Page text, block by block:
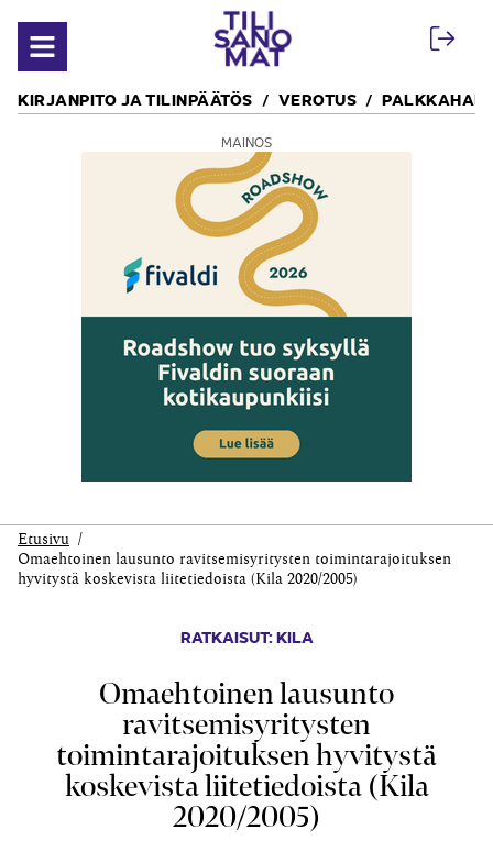
Avaa valikko
KIRJANPITO JA TILINPÄÄTÖS VEROTUS
MAINOS
Etusivu
Omaehtoinen lausunto ravitsemisyritysten toimintarajoituksen
hyvitystä koskevista liitetiedoista (Kila 2020/2005)
RATKAISUT: KILA
Omaehtoinen lausunto
ravitsemisyritysten
toimintarajoituksen hyvitystä
koskevista liitetiedoista (Kila
2020/2005)